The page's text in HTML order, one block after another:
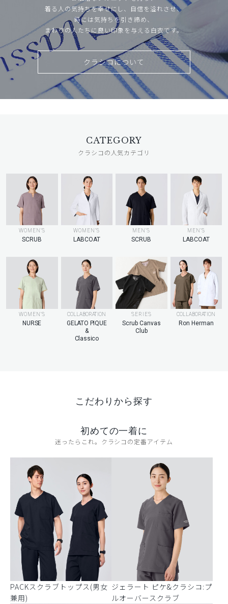
着る人の気持ちを幸せにし、自信を溢れさせ、
時には気持ちを引き締め、
まわりの人たちに良い印象を与える白衣です。
クラシコについて
CATEGORY
クラシコの人気カテゴリ
WOMEN’S
SCRUB
WOMEN’S
LABCOAT
MEN’S
SCRUB
MEN’S
LABCOAT
WOMEN’S
NURSE
COLLABORATION
GELATO PIQUE
&
Classico
SERIES
Scrub Canvas
Club
COLLABORATION
Ron Herman
こだわりから探す
初めての一着に
迷ったらこれ。クラシコの定番アイテム
PACKスクラブトップス(男女
兼用)
ジェラート ピケ&クラシコ:プ
ルオーバースクラブ